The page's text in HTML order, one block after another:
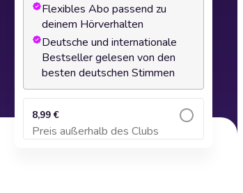
Flexibles Abo passend zu
deinem Hörverhalten
Deutsche und internationale
Bestseller gelesen von den
besten deutschen Stimmen
8,99 €
Preis außerhalb des Clubs
Zum Warenkorb hinzufügen